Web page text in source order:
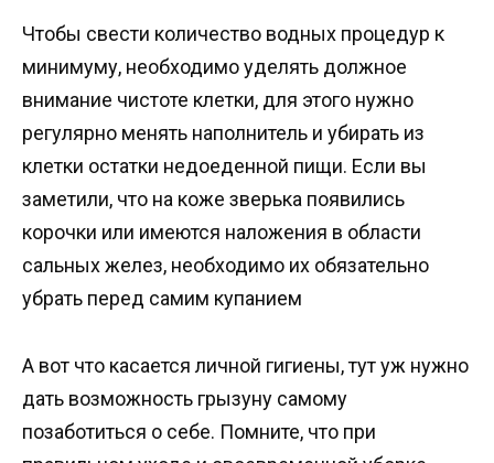
Чтобы свести количество водных процедур к
минимуму, необходимо уделять должное
внимание чистоте клетки, для этого нужно
регулярно менять наполнитель и убирать из
клетки остатки недоеденной пищи. Если вы
заметили, что на коже зверька появились
корочки или имеются наложения в области
сальных желез, необходимо их обязательно
убрать перед самим купанием
А вот что касается личной гигиены, тут уж нужно
дать возможность грызуну самому
позаботиться о себе. Помните, что при